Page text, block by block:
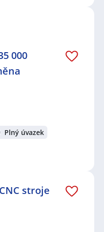
000
Plný úvazek
stroje